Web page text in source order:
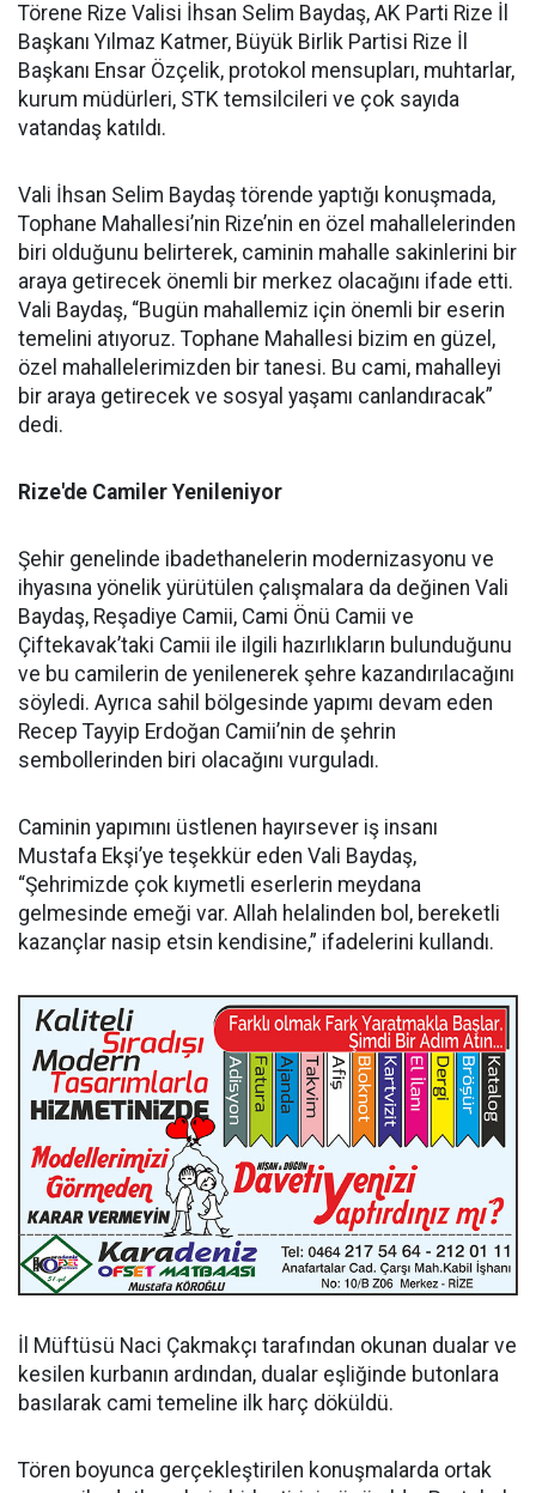
Törene Rize Valisi İhsan Selim Baydaş, AK Parti Rize İl
Başkanı Yılmaz Katmer, Büyük Birlik Partisi Rize İl
Başkanı Ensar Özçelik, protokol mensupları, muhtarlar,
kurum müdürleri, STK temsilcileri ve çok sayıda
vatandaş katıldı.
Vali İhsan Selim Baydaş törende yaptığı konuşmada,
Tophane Mahallesi’nin Rize’nin en özel mahallelerinden
biri olduğunu belirterek, caminin mahalle sakinlerini bir
araya getirecek önemli bir merkez olacağını ifade etti.
Vali Baydaş, “Bugün mahallemiz için önemli bir eserin
temelini atıyoruz. Tophane Mahallesi bizim en güzel,
özel mahallelerimizden bir tanesi. Bu cami, mahalleyi
bir araya getirecek ve sosyal yaşamı canlandıracak”
dedi.
Rize'de Camiler Yenileniyor
Şehir genelinde ibadethanelerin modernizasyonu ve
ihyasına yönelik yürütülen çalışmalara da değinen Vali
Baydaş, Reşadiye Camii, Cami Önü Camii ve
Çiftekavak’taki Camii ile ilgili hazırlıkların bulunduğunu
ve bu camilerin de yenilenerek şehre kazandırılacağını
söyledi. Ayrıca sahil bölgesinde yapımı devam eden
Recep Tayyip Erdoğan Camii’nin de şehrin
sembollerinden biri olacağını vurguladı.
Caminin yapımını üstlenen hayırsever iş insanı
Mustafa Ekşi’ye teşekkür eden Vali Baydaş,
“Şehrimizde çok kıymetli eserlerin meydana
gelmesinde emeği var. Allah helalinden bol, bereketli
kazançlar nasip etsin kendisine,” ifadelerini kullandı.
İl Müftüsü Naci Çakmakçı tarafından okunan dualar ve
kesilen kurbanın ardından, dualar eşliğinde butonlara
basılarak cami temeline ilk harç döküldü.
Tören boyunca gerçekleştirilen konuşmalarda ortak